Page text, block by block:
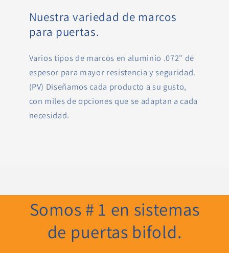
Nuestra variedad de marcos
para puertas.
Varios tipos de marcos en aluminio .072" de
espesor para mayor resistencia y seguridad.
(PV) Diseñamos cada producto a su gusto,
con miles de opciones que se adaptan a cada
necesidad.
Somos # 1 en sistemas
de puertas bifold.